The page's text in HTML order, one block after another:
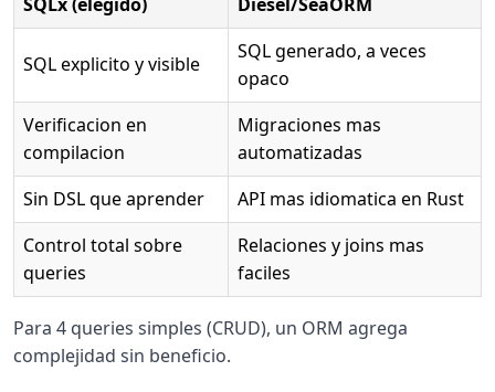
SQL explicito y visible
SQL generado, a veces
opaco
Verificacion en
compilacion
Migraciones mas
automatizadas
Sin DSL que aprender
API mas idiomatica en Rust
Control total sobre
queries
Relaciones y joins mas
faciles
Para 4 queries simples (CRUD), un ORM agrega
complejidad sin beneficio.